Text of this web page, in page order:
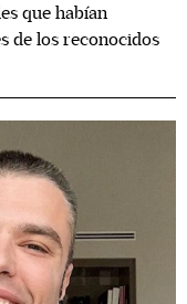
que habían
de los reconocidos